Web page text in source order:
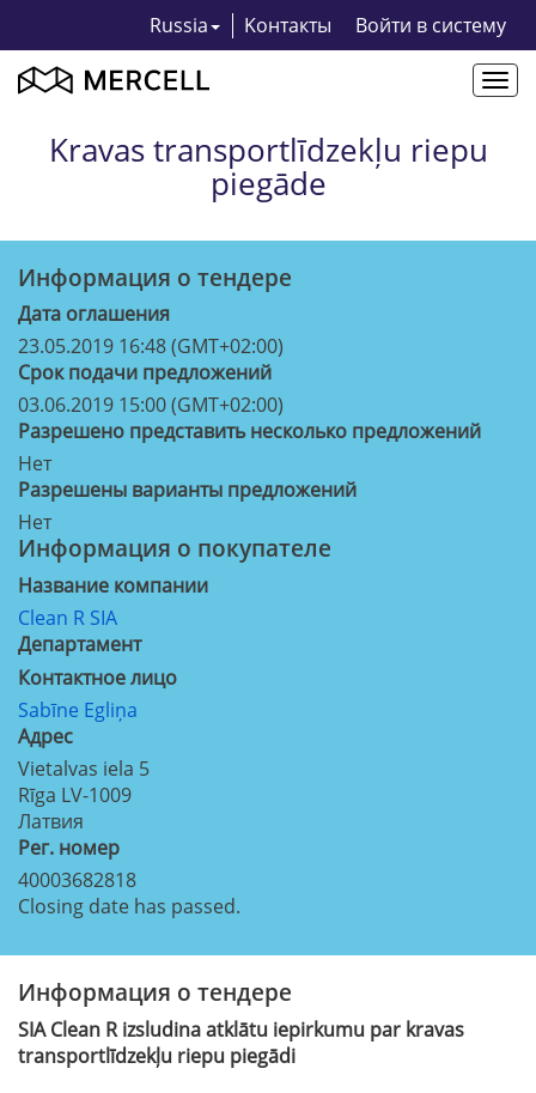
Russia Kонтакты Bойти в систему
Kravas transportlīdzekļu riepu
piegāde
Информация о тендерe
Дата оглашения
23.05.2019 16:48 (GMT+02:00)
Срок подачи предложений
03.06.2019 15:00 (GMT+02:00)
Разрешено представить несколько предложений
Нет
Разрешены варианты предложений
Нет
Информация о покупателе
Название компании
Clean R SIA
Департамент
Контактное лицо
Sabīne Egliņa
Aдрес
Vietalvas iela 5
Rīga LV-1009
Латвия
Рег. номер
40003682818
Closing date has passed.
Информация о тендере
SIA Clean R izsludina atklātu iepirkumu par kravas
transportlīdzekļu riepu piegādi